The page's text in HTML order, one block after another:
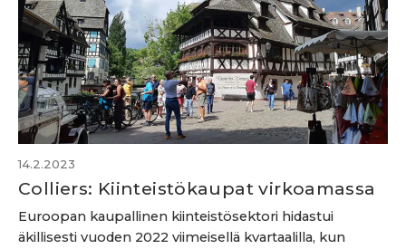
14.2.2023
Colliers: Kiinteistökaupat virkoamassa
Euroopan kaupallinen kiinteistösektori hidastui
äkillisesti vuoden 2022 viimeisellä kvartaalilla, kun